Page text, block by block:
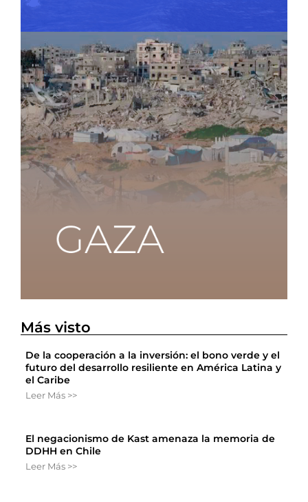
Más visto
De la cooperación a la inversión: el bono verde y el
futuro del desarrollo resiliente en América Latina y
el Caribe
Leer Más >>
El negacionismo de Kast amenaza la memoria de
DDHH en Chile
Leer Más >>